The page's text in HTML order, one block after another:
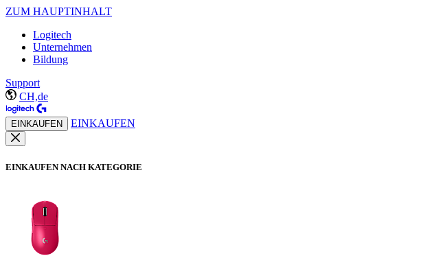
ZUM HAUPTINHALT
Logitech
Unternehmen
Bildung
Support
CH,de
EINKAUFEN EINKAUFEN
EINKAUFEN NACH KATEGORIE